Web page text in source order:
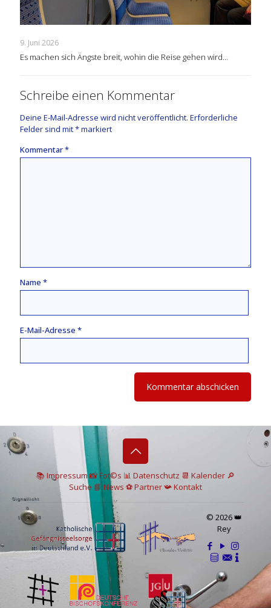
9. Juni 2026
Es machen sich Ängste breit, wohin die Reise gehen wird…
Schreibe einen Kommentar
Deine E-Mail-Adresse wird nicht veröffentlicht. Erforderliche
Felder sind mit*markiert
Kommentar*
Name *
E-Mail-Adresse *
📚 Impressum📸Fot©s 📊 Datenschutz 📆 Kalender 🔎
Suche 📘 News ⚽Partner📯Kontakt
© 2026 👑
Rey